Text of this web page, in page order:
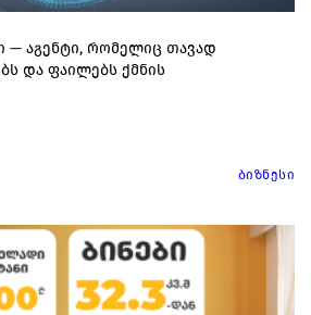
— აგენტი, რომელიც თავად
და ფაილებს ქმნის
ბიზნესი